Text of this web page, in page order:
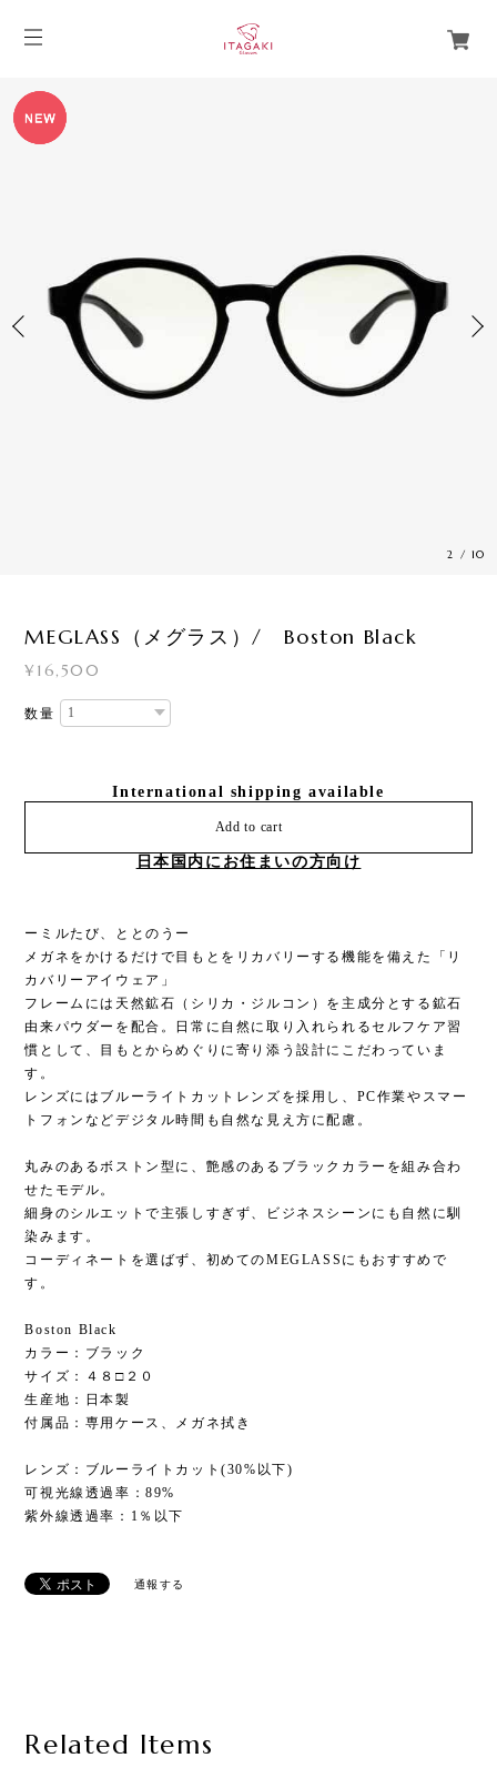
2 / 10
MEGLASS（メグラス）/ Boston Black
¥16,500
数量
International shipping available
Add to cart
日本国内にお住まいの方向け
ーミルたび、ととのうー
メガネをかけるだけで目もとをリカバリーする機能を備えた「リ
カバリーアイウェア」
フレームには天然鉱石（シリカ・ジルコン）を主成分とする鉱石
由来パウダーを配合。日常に自然に取り入れられるセルフケア習
慣として、目もとからめぐりに寄り添う設計にこだわっていま
す。
レンズにはブルーライトカットレンズを採用し、PC作業やスマー
トフォンなどデジタル時間も自然な見え方に配慮。
丸みのあるボストン型に、艶感のあるブラックカラーを組み合わ
せたモデル。
細身のシルエットで主張しすぎず、ビジネスシーンにも自然に馴
染みます。
コーディネートを選ばず、初めてのMEGLASSにもおすすめで
す。
Boston Black
カラー：ブラック
サイズ：４８□２０
生産地：日本製
付属品：専用ケース、メガネ拭き
レンズ：ブルーライトカット(30%以下)
可視光線透過率：89%
紫外線透過率：1％以下
通報する
Related Items